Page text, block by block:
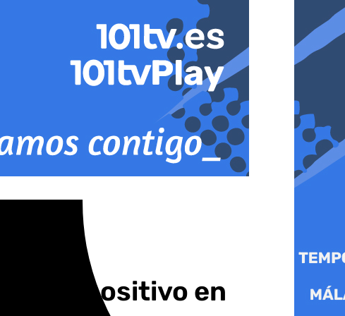
dio positivo en